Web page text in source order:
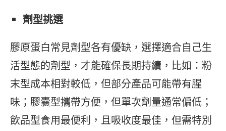
劑型挑選
膠原蛋白常見劑型各有優缺，選擇適合自己生
活型態的劑型，才能確保長期持續，比如：粉
末型成本相對較低，但部分產品可能帶有腥
味；膠囊型攜帶方便，但單次劑量通常偏低；
飲品型食用最便利，且吸收度最佳，但需特別